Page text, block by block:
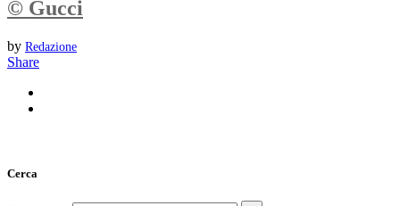
© Gucci
by Redazione
Share
Cerca